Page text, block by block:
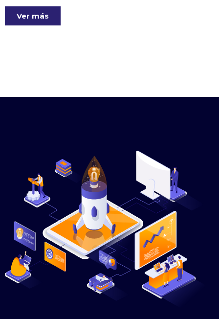
Ver más